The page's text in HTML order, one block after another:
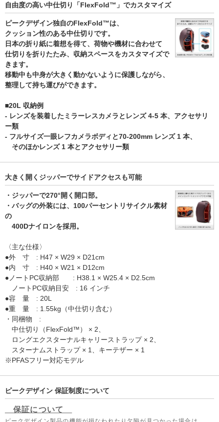
自由度の高い中仕切り「FlexFold™」でカスタマイズ
ピークデザイン独自のFlexFold™は、
クッション性のある中仕切りです。
日本の折り紙に着想を得て、荷物や機材に合わせて
仕切りを折りたたみ、収納スペースをカスタマイズで
きます。
移動中も中身が大きく動かないように保護しながら、
整理して持ち運びができます。
■20L 収納例
- レンズを装着したミラーレスカメラとレンズ 4-5 本、アクセサリ
ー類
- フルサイズ一眼レフカメラボディと70-200mm レンズ 1 本、
そのほかレンズ 1 本とアクセサリー類
大きく開くジッパーでサイドアクセスも可能
・ジッパーで270°開く開口部。
・バッグの外装には、100パーセントリサイクル素材
の
400Dナイロンを採用。
〈主な仕様〉
●外 寸 : H47 × W29 × D21cm
●内 寸 : H40 × W21 × D12cm
●ノートPC収納部 : H38.1 × W25.4 × D2.5cm
ノートPC収納目安 : 16 インチ
●容 量 : 20L
●重 量 : 1.55kg（中仕切り含む）
・同梱物 :
中仕切り（FlexFold™） × 2、
ロングエクスターナルキャリーストラップ × 2、
スターナムストラップ × 1、キーテザー × 1
※PFASフリー対応モデル
ピークデザイン 保証制度について
保証について